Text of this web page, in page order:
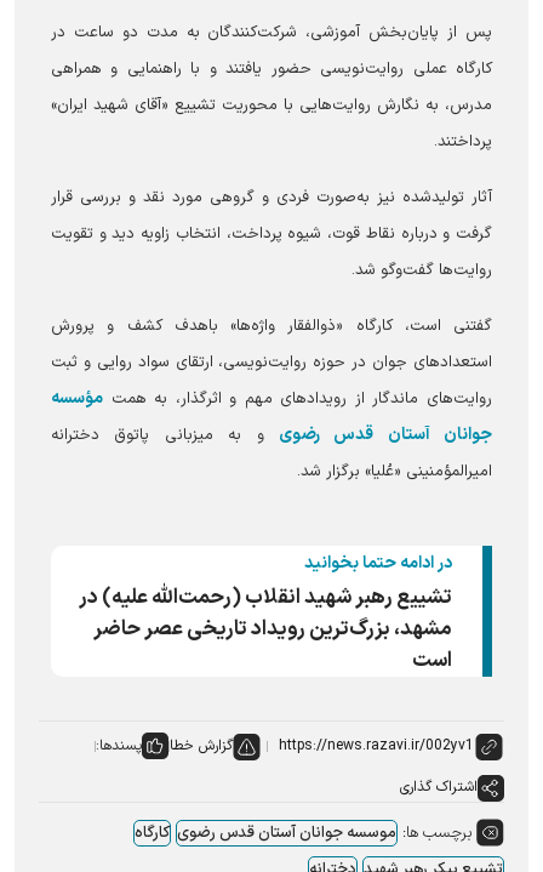
پس از پایان‌بخش آموزشی، شرکت‌کنندگان به مدت دو ساعت در
کارگاه عملی روایت‌نویسی حضور یافتند و با راهنمایی و همراهی
مدرس، به نگارش روایت‌هایی با محوریت تشییع «آقای شهید ایران»
پرداختند.
آثار تولیدشده نیز به‌صورت فردی و گروهی مورد نقد و بررسی قرار
گرفت و درباره نقاط قوت، شیوه پرداخت، انتخاب زاویه دید و تقویت
روایت‌ها گفت‌وگو شد.
گفتنی است، کارگاه «ذوالفقار واژه‌ها» باهدف کشف و پرورش
استعدادهای جوان در حوزه روایت‌نویسی، ارتقای سواد روایی و ثبت
روایت‌های ماندگار از رویدادهای مهم و اثرگذار، به همت مؤسسه
جوانان آستان قدس رضوی و به میزبانی پاتوق دخترانه
امیرالمؤمنینی «عُلیا» برگزار شد.
در ادامه حتما بخوانید
تشییع رهبر شهید انقلاب (رحمت‌الله علیه) در
مشهد، بزرگ‌ترین رویداد تاریخی عصر حاضر
است
گزارش خطا
پسندها:
اشتراک گذاری
برچسب ها: موسسه جوانان آستان قدس رضوی کارگاه